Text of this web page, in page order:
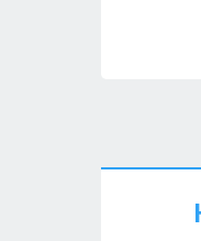
детей
Как